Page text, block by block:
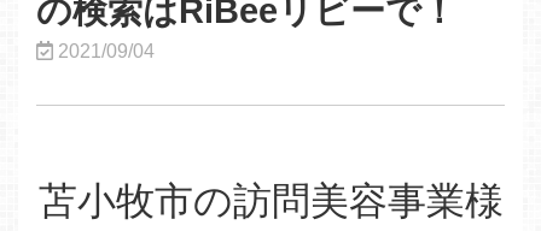
の検索はRiBeeリビーで！
2021/09/04
苫小牧市の訪問美容事業様